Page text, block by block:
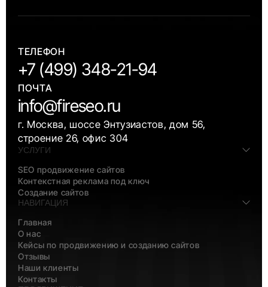
ТЕЛЕФОН
+7 (499) 348-21-94
ПОЧТА
info@fireseo.ru
г. Москва, шоссе Энтузиастов, дом 56,
строение 26, офис 304
УСЛУГИ
SEO продвижение сайтов
Контекстная реклама под ключ
Создание сайтов
НАВИГАЦИЯ
Главная
О нас
Кейсы по продвижению и созданию сайтов
Отзывы
Наши клиенты
Контакты